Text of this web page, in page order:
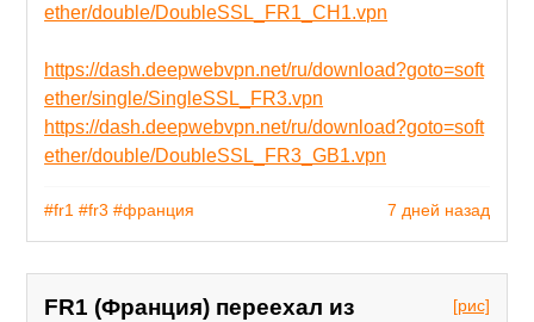
ether/double/DoubleSSL_FR1_CH1.vpn
https://dash.deepwebvpn.net/ru/download?goto=soft
ether/single/SingleSSL_FR3.vpn
https://dash.deepwebvpn.net/ru/download?goto=soft
ether/double/DoubleSSL_FR3_GB1.vpn
7 дней назад
#fr1 #fr3 #франция
[рис]
FR1 (Франция) переехал из